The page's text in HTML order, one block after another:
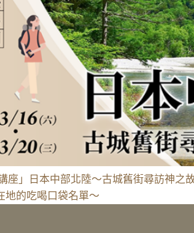
講座」日本中部北陸～古城舊街尋訪神
地的吃喝口袋名單～